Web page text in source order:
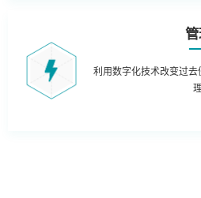
利用数字化技术改变过